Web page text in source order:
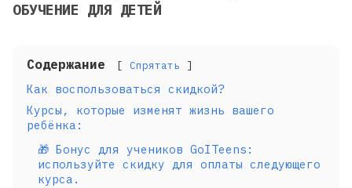
ОБУЧЕНИЕ ДЛЯ ДЕТЕЙ
Содержание Спрятать
Как воспользоваться скидкой?
Курсы, которые изменят жизнь вашего
ребёнка:
🎁 Бонус для учеников GoITeens:
используйте скидку для оплаты следующего
курса.